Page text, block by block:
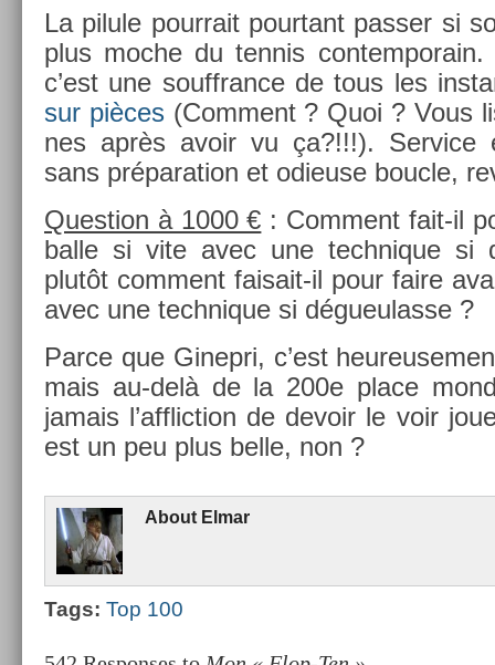
La pilule pour­rait pour­tant pass­er si
plus moche du ten­nis
c’est une souffran­ce de tous les
sur pièces(Com­ment ? Quoi ? Vous
nes après avoir vu ça?!!!). Ser­vice
sans prépara­tion et odieuse bouc­le,
Ques­tion à 1000 € : Com­ment fait-il
balle si vite avec une tech­nique si
plutôt com­ment faisait-il pour faire
avec une tech­nique si dégueulas­se ?
Parce que Ginep­ri, c’est
mais au-delà de la 200e place
jamais l’afflic­tion de de­voir le voir
est un peu plus belle, non ?
About Elmar
Tags: Top 100